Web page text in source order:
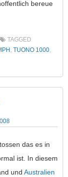
bereue
TAGGED
, TUONO 1000,
das es in
ist. In diesem
und Australien